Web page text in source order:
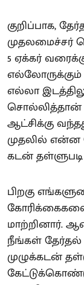
குறிப்பாக,
முதலமைச்சர்
5 ஏக்கர்
எல்லோருக்கும்
எல்லா
சொல்லித்தான்
ஆட்சிக்கு
முதலில் என்ன
கடன்
பிறகு
மாற்றினார்.
நீங்கள் தேர்தல்
முழுக்கடன்